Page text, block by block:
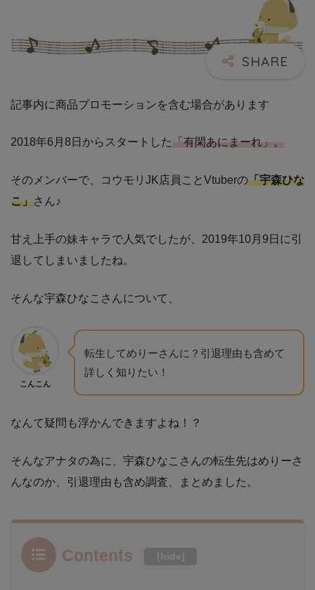
記事内に商品プロモーションを含む場合があります
2018年6月8日からスタートした 「有閑あにまーれ」。
そのメンバーで、コウモリJK店員ことVtuberの「宇森ひな
こ」さん♪
甘え上手の妹キャラで人気でしたが、2019年10月9日に引
退してしまいましたね。
そんな宇森ひなこさんについて、
こんこん
転生してめりーさんに？引退理由も含めて
詳しく知りたい！
なんて疑問も浮かんできますよね！？
そんなアナタの為に、宇森ひなこさんの転生先はめりーさ
んなのか、引退理由も含め調査、まとめました。
Contents [hide]